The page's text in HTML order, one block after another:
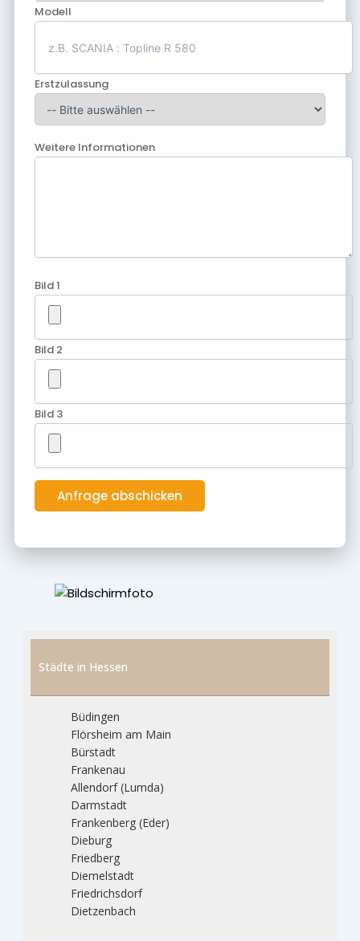
Modell
Erstzulassung
Weitere Informationen
Bild 1
Bild 2
Bild 3
Städte in Hessen
Büdingen
Flörsheim am Main
Bürstadt
Frankenau
Allendorf (Lumda)
Darmstadt
Frankenberg (Eder)
Dieburg
Friedberg
Diemelstadt
Friedrichsdorf
Dietzenbach